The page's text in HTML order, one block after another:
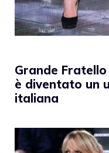
Grande
è diventato un
italiana